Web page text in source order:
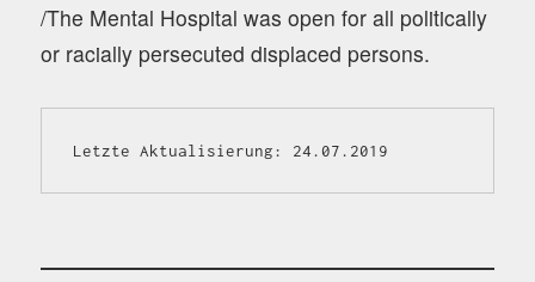
/The Mental Hospital was open for all politically
or racially persecuted displaced persons.
Letzte Aktualisierung: 24.07.2019